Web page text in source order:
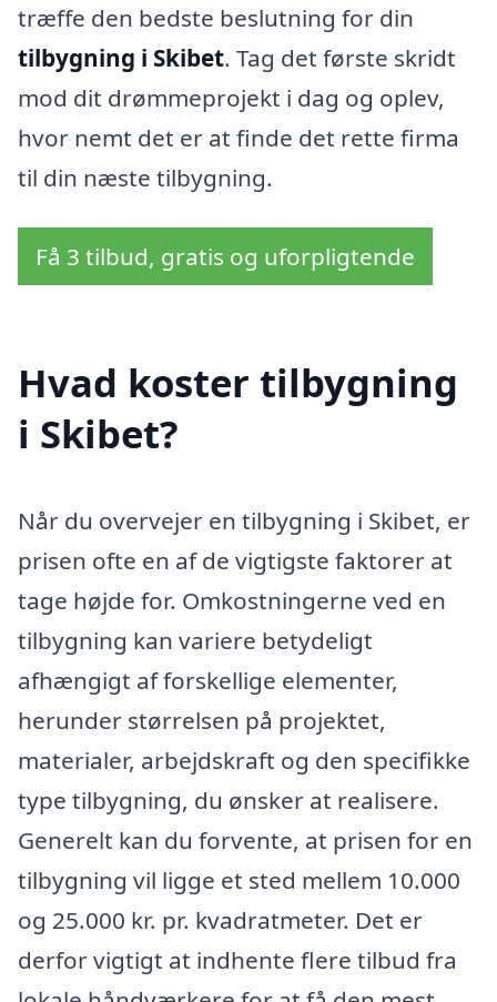
træffe den bedste beslutning for din
tilbygning i Skibet. Tag det første skridt
mod dit drømmeprojekt i dag og oplev,
hvor nemt det er at finde det rette firma
til din næste tilbygning.
Få 3 tilbud, gratis og uforpligtende
Hvad koster tilbygning
i Skibet?
Når du overvejer en tilbygning i Skibet, er
prisen ofte en af de vigtigste faktorer at
tage højde for. Omkostningerne ved en
tilbygning kan variere betydeligt
afhængigt af forskellige elementer,
herunder størrelsen på projektet,
materialer, arbejdskraft og den specifikke
type tilbygning, du ønsker at realisere.
Generelt kan du forvente, at prisen for en
tilbygning vil ligge et sted mellem 10.000
og 25.000 kr. pr. kvadratmeter. Det er
derfor vigtigt at indhente flere tilbud fra